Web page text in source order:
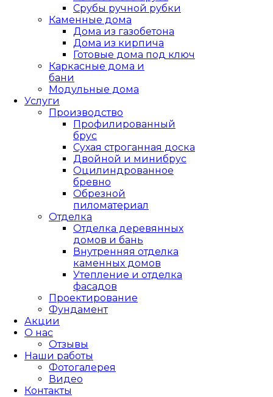
Срубы ручной рубки
Каменные дома
Дома из газобетона
Дома из кирпича
Готовые дома под ключ
Каркасные дома и
бани
Модульные дома
Услуги
Производство
Профилированный
брус
Сухая строганная доска
Двойной и минибрус
Оцилиндрованное
бревно
Обрезной
пиломатериал
Отделка
Отделка деревянных
домов и бань
Внутренняя отделка
каменных домов
Утепление и отделка
фасадов
Проектирование
Фундамент
Акции
О нас
Отзывы
Наши работы
Фотогалерея
Видео
Контакты